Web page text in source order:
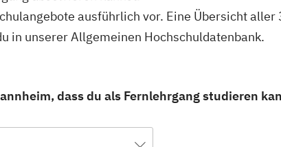
ausführlich vor. Eine Übersicht
in unserer Allgemeinen Hochschuldatenbank.
dass du als Fernlehrgang studieren